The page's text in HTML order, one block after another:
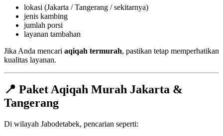
lokasi (Jakarta / Tangerang / sekitarnya)
jenis kambing
jumlah porsi
layanan tambahan
Jika Anda mencari aqiqah termurah, pastikan tetap memperhatikan
kualitas layanan.
📍 Paket Aqiqah Murah Jakarta &
Tangerang
Di wilayah Jabodetabek, pencarian seperti: